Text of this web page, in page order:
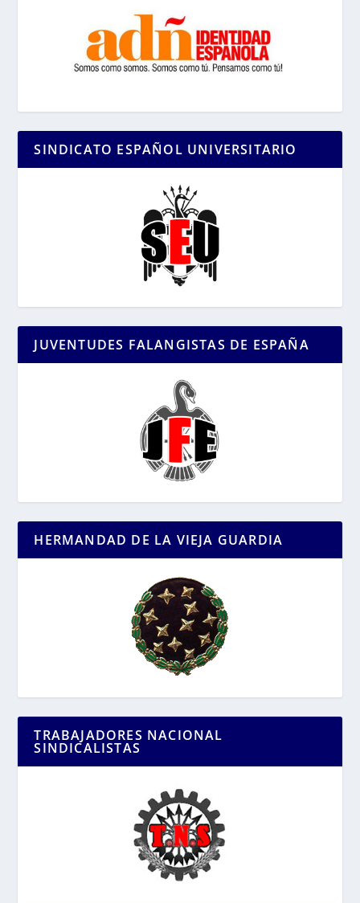
SINDICATO ESPAÑOL UNIVERSITARIO
JUVENTUDES FALANGISTAS DE ESPAÑA
HERMANDAD DE LA VIEJA GUARDIA
TRABAJADORES NACIONAL
SINDICALISTAS